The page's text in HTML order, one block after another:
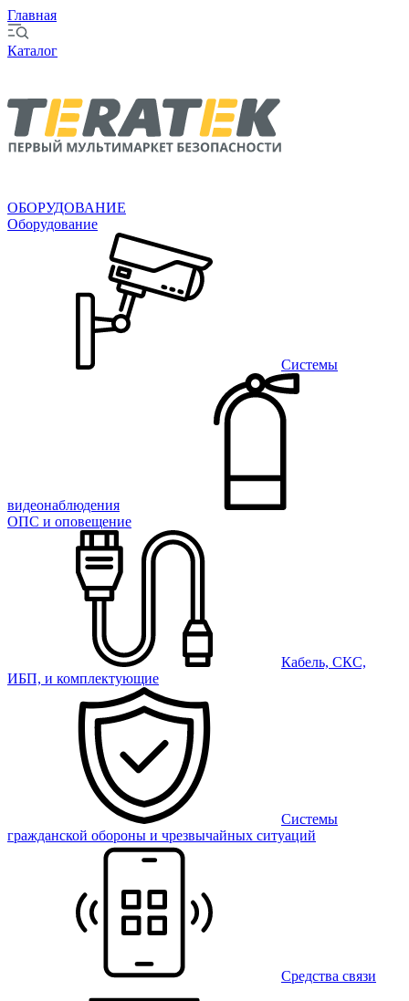
Главная
Каталог
ОБОРУДОВАНИЕ
Оборудование
Системы
видеонаблюдения
ОПС и оповещение
Кабель, СКС,
ИБП, и комплектующие
Системы
гражданской обороны и чрезвычайных ситуаций
Средства связи